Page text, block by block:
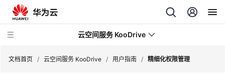
云空间服务 KooDrive
文档首页 / 云空间服务 KooDrive / 用户指南 / 精细化权限管理